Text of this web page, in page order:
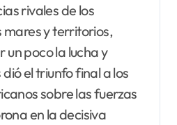
rivales de los
mares y territorios,
poco la lucha y
el triunfo final a los
sobre las fuerzas
en la decisiva